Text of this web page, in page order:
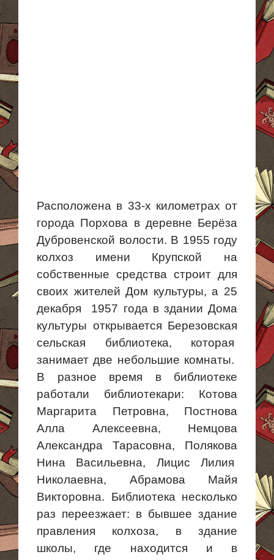
Расположена в 33-х километрах от
города Порхова в деревне Берёза
Дубровенской волости. В 1955 году
колхоз имени Крупской на
собственные средства строит для
своих жителей Дом культуры, а 25
декабря 1957 года в здании Дома
культуры открывается Березовская
сельская библиотека, которая
занимает две небольшие комнаты.
В разное время в библиотеке
работали библиотекари: Котова
Маргарита Петровна, Постнова
Алла Алексеевна, Немцова
Александра Тарасовна, Полякова
Нина Васильевна, Лицис
Лилия
Николаевна, Абрамова Майя
Викторовна. Библиотека несколько
раз переезжает: в бывшее здание
правления колхоза, в здание
школы, где находится и в